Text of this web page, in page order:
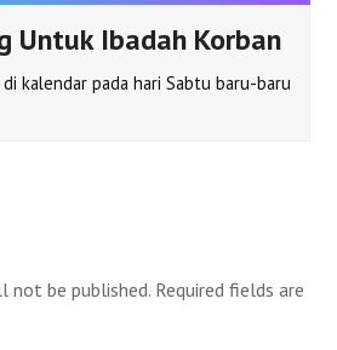
Untuk Ibadah Korban
kalendar pada hari Sabtu baru-baru
not be published. Required fields are